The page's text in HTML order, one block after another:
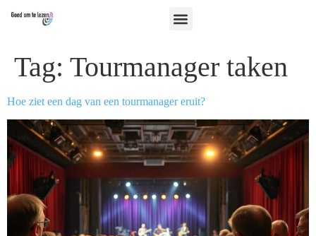
Tag: Tourmanager taken
Hoe ziet een dag van een tourmanager eruit?